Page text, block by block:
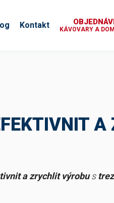
Kontakt KÁVOVARY A
A
a zrychlit výrobus